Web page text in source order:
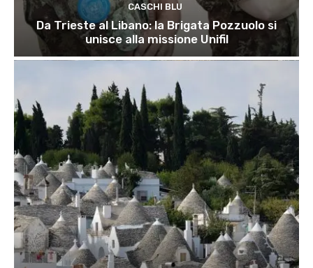
CASCHI BLU
Da Trieste al Libano: la Brigata Pozzuolo si
unisce alla missione Unifil